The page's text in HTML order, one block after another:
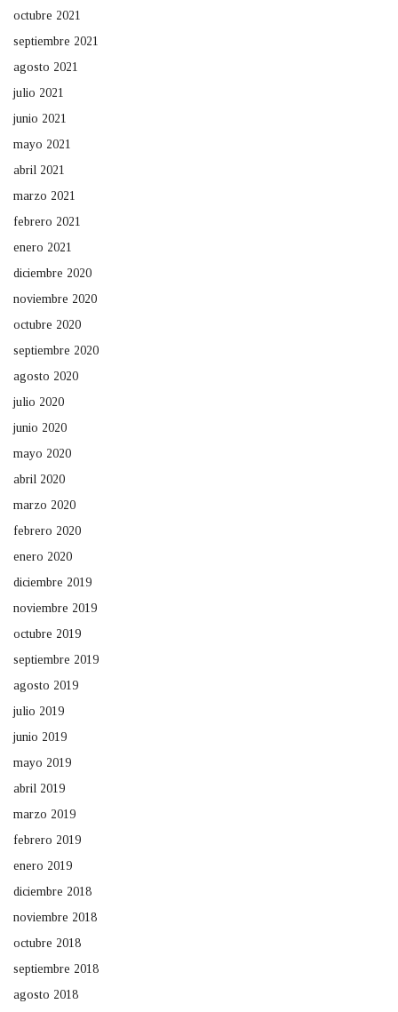
octubre 2021
septiembre 2021
agosto 2021
julio 2021
junio 2021
mayo 2021
abril 2021
marzo 2021
febrero 2021
enero 2021
diciembre 2020
noviembre 2020
octubre 2020
septiembre 2020
agosto 2020
julio 2020
junio 2020
mayo 2020
abril 2020
marzo 2020
febrero 2020
enero 2020
diciembre 2019
noviembre 2019
octubre 2019
septiembre 2019
agosto 2019
julio 2019
junio 2019
mayo 2019
abril 2019
marzo 2019
febrero 2019
enero 2019
diciembre 2018
noviembre 2018
octubre 2018
septiembre 2018
agosto 2018